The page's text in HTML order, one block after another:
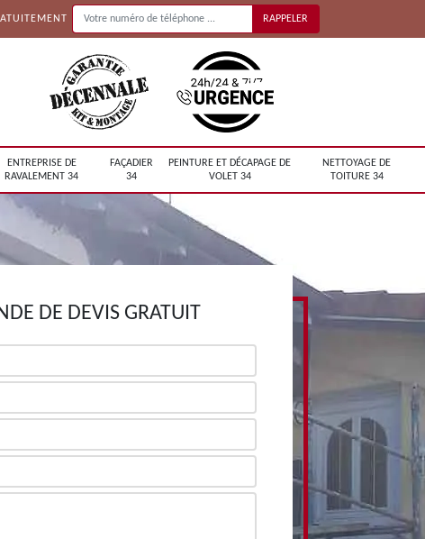
ENTREPRISE DE
RAVALEMENT 34
FAÇADIER
34
PEINTURE ET DÉCAPAGE DE
VOLET 34
NETTOYAGE DE
TOITURE 34
DE DEVIS GRATUIT